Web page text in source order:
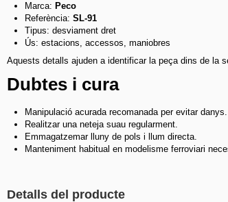
Marca: Peco
Referència: SL-91
Tipus: desviament dret
Ús: estacions, accessos, maniobres
Aquests detalls ajuden a identificar la peça dins de la
Dubtes i cura
Manipulació acurada recomanada per evitar danys.
Realitzar una neteja suau regularment.
Emmagatzemar lluny de pols i llum directa.
Manteniment habitual en modelisme ferroviari
Detalls del producte